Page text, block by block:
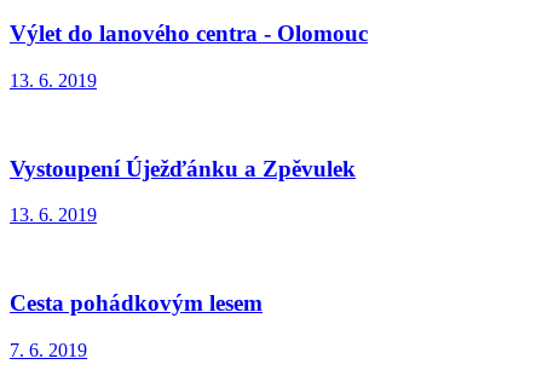
Výlet do lanového centra - Olomouc
13. 6. 2019
Vystoupení Úježďánku a Zpěvulek
13. 6. 2019
Cesta pohádkovým lesem
7. 6. 2019